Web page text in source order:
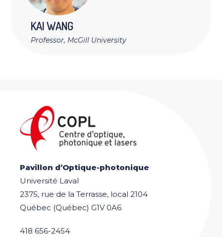
KAIWANG
Professor, McGill University
Pavillon d’Optique-photonique
Université Laval
2375, rue de la Terrasse, local 2104
Québec (Québec) G1V 0A6
418 656-2454